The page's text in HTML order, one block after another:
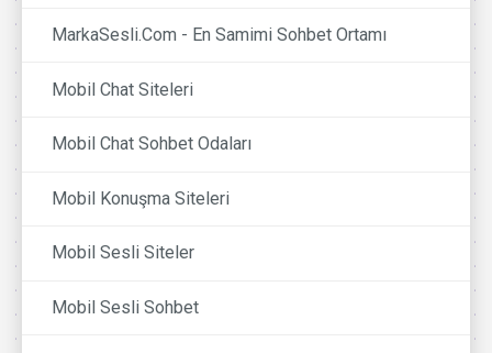
MarkaSesli.Com - En Samimi Sohbet Ortamı
Mobil Chat Siteleri
Mobil Chat Sohbet Odaları
Mobil Konuşma Siteleri
Mobil Sesli Siteler
Mobil Sesli Sohbet